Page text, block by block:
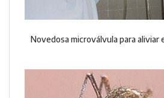
Novedosa microválvula para aliviar